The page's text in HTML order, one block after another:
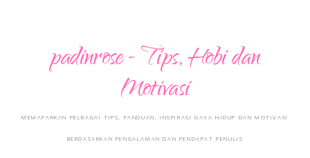
padinrose - Tips, Hobi dan
Motivasi
MEMAPARKAN PELBAGAI TIPS, PANDUAN, INSPIRASI GAYA HIDUP DAN MOTIVASI
BERDASARKAN PENGALAMAN DAN PENDAPAT PENULIS